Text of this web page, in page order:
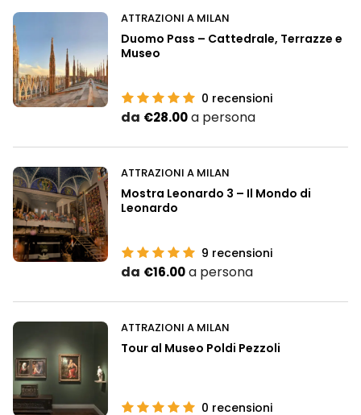
ATTRAZIONI A MILAN
Duomo Pass – Cattedrale, Terrazze e
Museo
0 recensioni
da €28.00a persona
ATTRAZIONI A MILAN
Mostra Leonardo 3 – Il Mondo di
Leonardo
9 recensioni
da €16.00a persona
ATTRAZIONI A MILAN
Tour al Museo Poldi Pezzoli
0 recensioni